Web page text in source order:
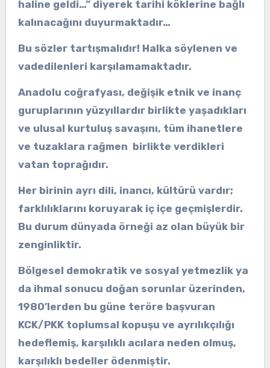
haline geldi…” diyerek tarihi köklerine bağlı
kalınacağını duyurmaktadır…
Bu sözler tartışmalıdır! Halka söylenen ve
vadedilenleri karşılamamaktadır.
Anadolu coğrafyası, değişik etnik ve inanç
guruplarının yüzyıllardır birlikte yaşadıkları
ve ulusal kurtuluş savaşını, tüm ihanetlere
ve tuzaklara rağmen birlikte verdikleri
vatan toprağıdır.
Her birinin ayrı dili, inancı, kültürü vardır;
farklılıklarını koruyarak iç içe geçmişlerdir.
Bu durum dünyada örneği az olan büyük bir
zenginliktir.
Bölgesel demokratik ve sosyal yetmezlik ya
da ihmal sonucu doğan sorunlar üzerinden,
1980’lerden bu güne teröre başvuran
KCK/PKK toplumsal kopuşu ve ayrılıkçılığı
hedeflemiş, karşılıklı acılara neden olmuş,
karşılıklı bedeller ödenmiştir.